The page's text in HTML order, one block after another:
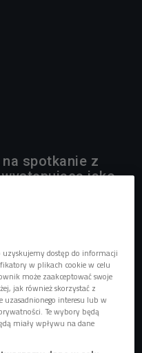
spotkanie z
jako
Powiemy
w Polsce i
dostęp do informacji
w plikach cookie w celu
może zaakceptować swoje
jak również skorzystać z
uzasadnionego interesu lub w
Te wybory będą
miały wpływu na dane